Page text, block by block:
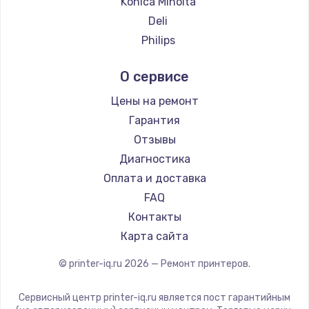
1200 руб.
Заказать
Ремонт платы блока питания
Заказать
Заказать
1100 руб.
Заказать
Ремонт (замена) кнопок, индикаторов, разъемов
Deli
Philips
Lexmark
Sharp
TSC
Fujitsu
Godex
О сервисе
Цены на ремонт
Гарантия
Отзывы
Диагностика
Оплата и доставка
FAQ
Контакты
Карта сайта
© printer-iq.ru 2026 — Ремонт принтеров.
Сервисный центр printer-iq.ru является пост гарантийным